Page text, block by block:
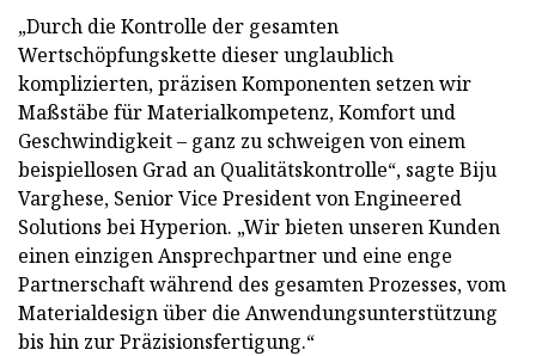
„Durch die Kontrolle der gesamten
Wertschöpfungskette dieser unglaublich
komplizierten, präzisen Komponenten setzen wir
Maßstäbe für Materialkompetenz, Komfort und
Geschwindigkeit – ganz zu schweigen von einem
beispiellosen Grad an Qualitätskontrolle“, sagte Biju
Varghese, Senior Vice President von Engineered
Solutions bei Hyperion. „Wir bieten unseren Kunden
einen einzigen Ansprechpartner und eine enge
Partnerschaft während des gesamten Prozesses, vom
Materialdesign über die Anwendungsunterstützung
bis hin zur Präzisionsfertigung.“